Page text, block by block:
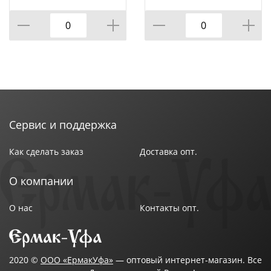
Материал рукоятки : Полипропилен
Особенности : С антибактериальным
антиналипающим покрытием
ПОДСТАВКЕ 8 ПР.,
КОР=6НАБОР.
Сервис и поддержка
Как сделать заказ Доставка опт.
О компании
О нас Контакты опт.
2020 © ООО «ЕрмакУфа» — оптовый интернет-магазин. Все